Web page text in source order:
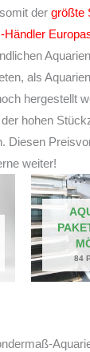
der größte
Händler
als
hergestellt
hohen
Diesen
weiter!
84